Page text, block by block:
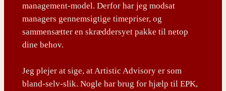
management-model. Derfor har jeg modsat
managers gennemsigtige timepriser, og
sammensætter en skræddersyet pakke til netop
dine behov.
Jeg plejer at sige, at Artistic Advisory er som
bland-selv-slik. Nogle har brug for hjælp til EPK,